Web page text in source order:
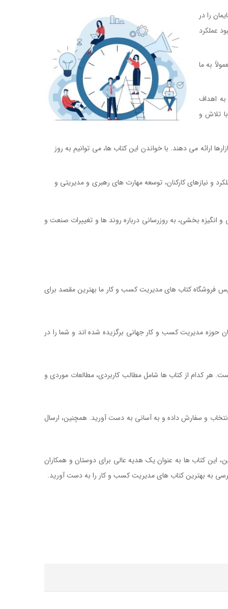
را در
عملکرد
به ما
اهداف
تلاش و
ارائه می دهند. با خواندن این کتاب ها، می توانیم به روز
و نیازهای کارکنان، توسعه مهارت های رهبری و مدیریتی و
بخشی، به روزرسانی درباره روند ها و تغییرات صنعت و
فروشگاه کتاب های مدیریت کسب و کار ما بهترین مقصد برای
حوزه مدیریت کسب و کار جهانی برگزیده شده اند و شما را در
هر کدام از کتاب ها شامل مطالب کاربردی، مطالعات موردی و
و سفارش داده و به آسانی به دست آورید. همچنین، ارسال
این کتاب ها به عنوان یک هدیه عالی برای دوستان و همکاران
به بهترین کتاب های مدیریت کسب و کار را به دست آورید.